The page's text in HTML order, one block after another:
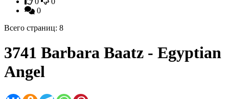
0
Всего страниц: 8
3741 Barbara Baatz - Egyptian
Angel